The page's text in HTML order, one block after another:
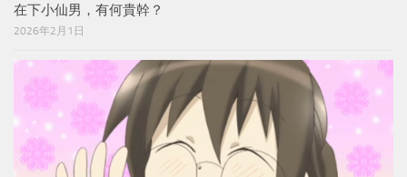
在下小仙男，有何貴幹？
2026年2月1日